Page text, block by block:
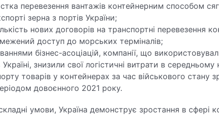
перевезення вантажів контейнерним способом
зерна з портів України;
нових договорів на транспортні перевезення
доступ до морських терміналів;
бізнес-асоціацій, компанії, що
знизили свої логістичні витрати в середньому
товарів у контейнерах за час військового стану
довоєнного 2021 року.
умови, Україна демонструє зростання в сфері